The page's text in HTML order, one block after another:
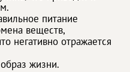
питание
веществ,
негативно отражается
жизни.